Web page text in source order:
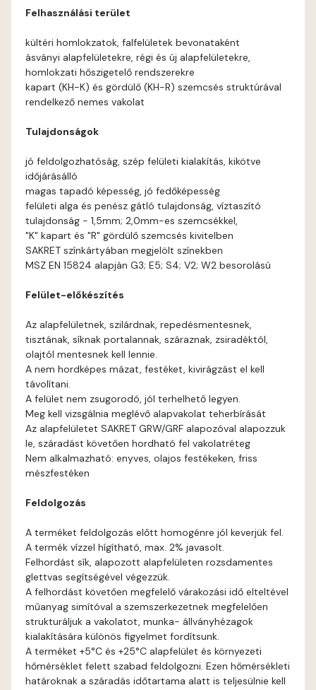
Apple D
Apricot D
Ash B
Ash C
Brick C
Brick D
Caramel C
Citrus B
Cobalt D
Cognac D
Coral D
Felhasználási terület
kültéri homlokzatok, falfelületek bevonataként
ásványi alapfelületekre, régi és új alapfelületekre,
homlokzati hőszigetelő rendszerekre
kapart (KH-K) és gördülő (KH-R) szemcsés struktúrával
rendelkező nemes vakolat
Tulajdonságok
jó feldolgozhatóság, szép felületi kialakítás, kikötve
időjárásálló
magas tapadó képesség, jó fedőképesség
felületi alga és penész gátló tulajdonság, víztaszító
tulajdonság - 1,5mm; 2,0mm-es szemcsékkel,
"K" kapart és "R" gördülő szemcsés kivitelben
SAKRET színkártyában megjelölt színekben
MSZ EN 15824 alapján G3; E5; S4; V2; W2 besorolású
Felület-előkészítés
Az alapfelületnek, szilárdnak, repedésmentesnek,
tisztának, síknak portalannak, száraznak, zsiradéktól,
olajtól mentesnek kell lennie.
A nem hordképes mázat, festéket, kivirágzást el kell
távolítani.
A felület nem zsugorodó, jól terhelhető legyen.
Meg kell vizsgálnia meglévő alapvakolat teherbírását
Az alapfelületet SAKRET GRW/GRF alapozóval alapozzuk
le, száradást követően hordható fel vakolatréteg
Nem alkalmazható: enyves, olajos festékeken, friss
mészfestéken
Feldolgozás
A terméket feldolgozás előtt homogénre jól keverjük fel.
A termék vízzel hígítható, max. 2% javasolt.
Felhordást sík, alapozott alapfelületen rozsdamentes
glettvas segítségével végezzük.
A felhordást követően megfelelő várakozási idő elteltével
műanyag simítóval a szemszerkezetnek megfelelően
strukturáljuk a vakolatot, munka- állványhézagok
kialakítására különös figyelmet fordítsunk.
A terméket +5°C és +25°C alapfelület és környezeti
hőmérséklet felett szabad feldolgozni. Ezen hőmérsékleti
határoknak a száradás időtartama alatt is teljesülnie kell